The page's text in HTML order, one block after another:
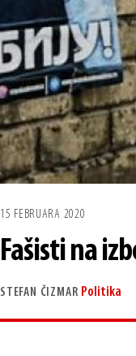
15 FEBRUARA 2020
Fašisti na
STEFAN ČIZMAR Politika